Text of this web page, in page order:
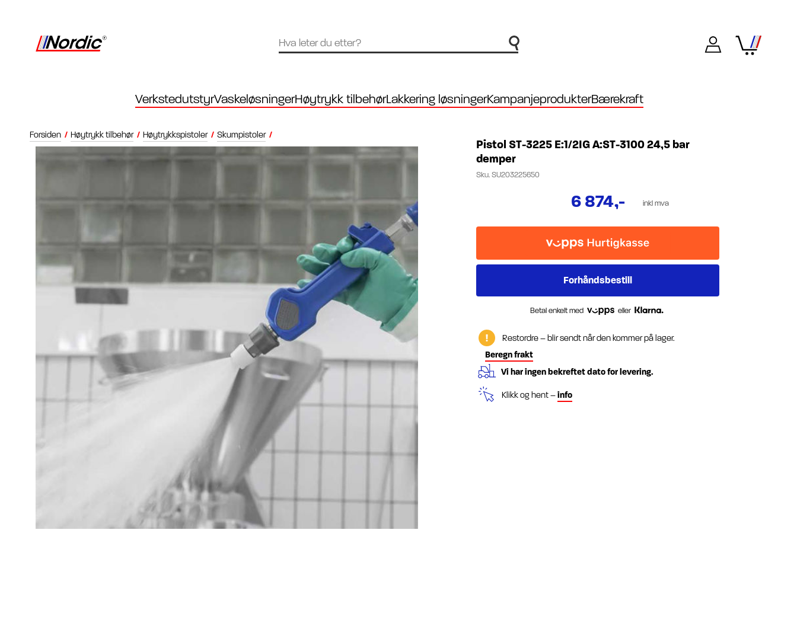
VerkstedutstyrVaskeløsningerHøytrykk tilbehørLakkering løsningerKampanjeprodukterBærekraft
Forsiden / Høytrykk tilbehør / Høytrykkspistoler / Skumpistoler /
Pistol ST-3225 E:1/2IG A:ST-3100 24,5 bar
demper
Sku. SU203225650
6 874,- inkl mva
Betal enkelt med eller
Restordre – blir sendt når den kommer på lager.
Beregn frakt
Vi har ingen bekreftet dato for levering.
Klikk og hent –info